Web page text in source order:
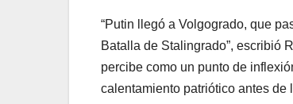
“Putin llegó a Volgogrado, que
Batalla de Stalingrado”, escribió
percibe como un punto de
calentamiento patriótico antes de